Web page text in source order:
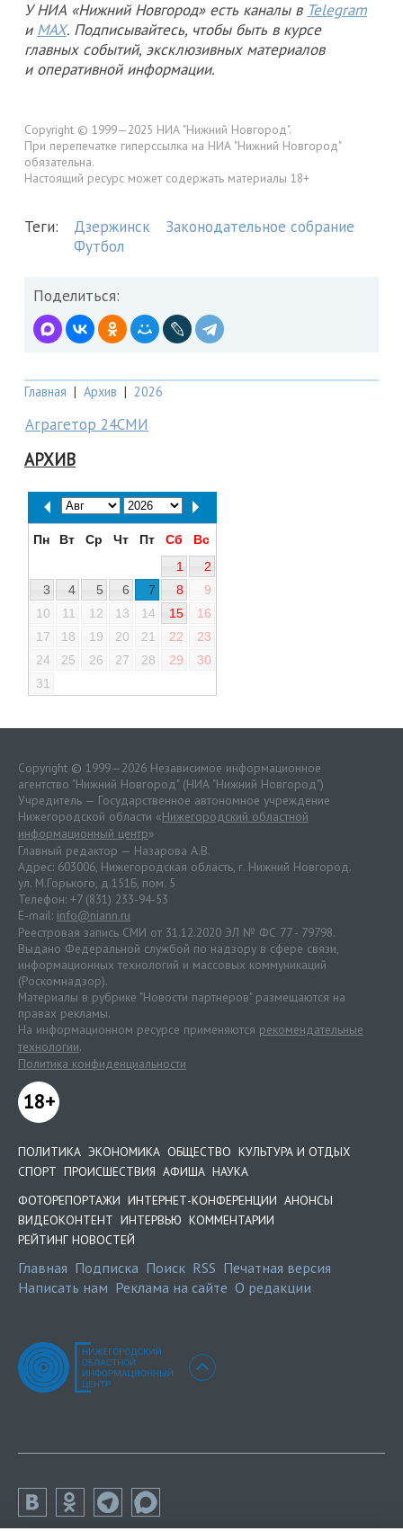
У НИА «Нижний Новгород» есть каналы в Telegram
и MAX. Подписывайтесь, чтобы быть в курсе
главных событий, эксклюзивных материалов
и оперативной информации.
Copyright © 1999—2025 НИА "Нижний Новгород".
При перепечатке гиперссылка на НИА "Нижний Новгород"
обязательна.
Настоящий ресурс может содержать материалы 18+
Теги: Дзержинск
Законодательное собрание
Футбол
Поделиться:
Главная | Архив | 2026
Аграгетор 24СМИ
АРХИВ
Пн Вт Ср Чт Пт Сб
Вс
1
2
3
4 5 6 7 8
9
10
11 12 13 14 15
16
17
18 19 20 21 22
23
24
25 26 27 28 29
30
31
Copyright © 1999—2026 Независимое информационное
агентство "Нижний Новгород" (НИА "Нижний Новгород")
Учредитель — Государственное автономное учреждение
Нижегородской области «Нижегородский областной
информационный центр»
Главный редактор — Назарова А.В.
Адрес: 603006, Нижегородская область, г. Нижний Новгород.
ул. М.Горького, д.151Б, пом. 5
Телефон: +7 (831) 233-94-53
E-mail: info@niann.ru
Реестровая запись СМИ от 31.12.2020 ЭЛ № ФС 77 - 79798.
Выдано Федеральной службой по надзору в сфере связи,
информационных технологий и массовых коммуникаций
(Роскомнадзор).
Материалы в рубрике "Новости партнеров" размещаются на
правах рекламы.
На информационном ресурсе применяются рекомендательные
технологии.
Политика конфиденциальности
18+
ПОЛИТИКА ЭКОНОМИКА ОБЩЕСТВО КУЛЬТУРА И ОТДЫХ
СПОРТ ПРОИСШЕСТВИЯ АФИША НАУКА
ФОТОРЕПОРТАЖИ ИНТЕРНЕТ-КОНФЕРЕНЦИИ АНОНСЫ
ВИДЕОКОНТЕНТ ИНТЕРВЬЮ КОММЕНТАРИИ
РЕЙТИНГ НОВОСТЕЙ
Главная Подписка Поиск RSS Печатная версия
Написать нам Реклама на сайте О редакции